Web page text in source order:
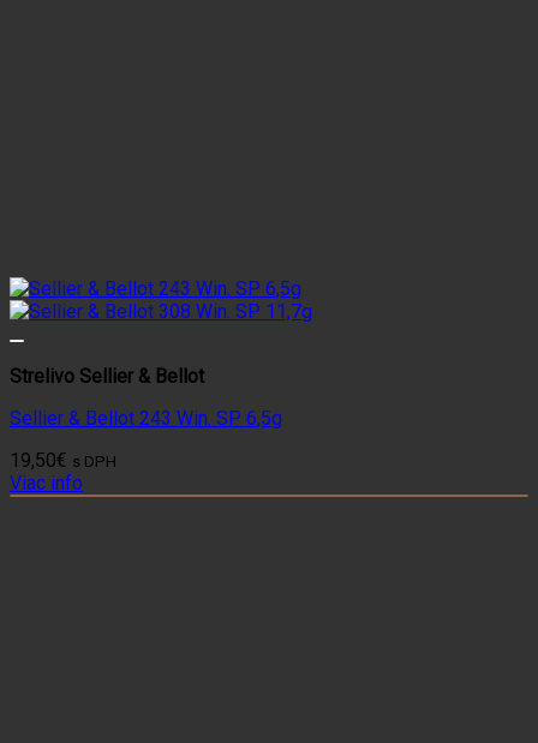
Strelivo Sellier & Bellot
Sellier & Bellot 243 Win. SP 6,5g
19,50€ s DPH
Viac info